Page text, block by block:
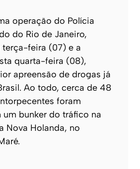
operação do Polícia
do Rio de Janeiro,
terça-feira (07) e a
quarta-feira (08),
apreensão de drogas já
Ao todo, cerca de 48
foram
um bunker do tráfico na
Nova Holanda, no